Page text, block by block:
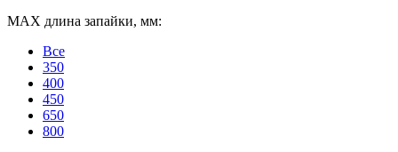
МАХ длина запайки, мм:
Все
350
400
450
650
800